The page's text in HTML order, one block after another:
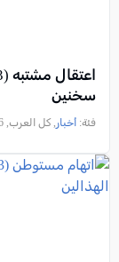
سخنين
فئة: أخبار , كل العرب, 2026-08-06 13:31:08